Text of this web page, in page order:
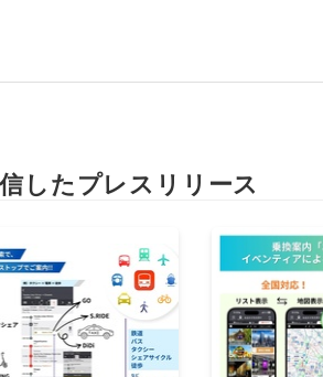
したプレスリリース